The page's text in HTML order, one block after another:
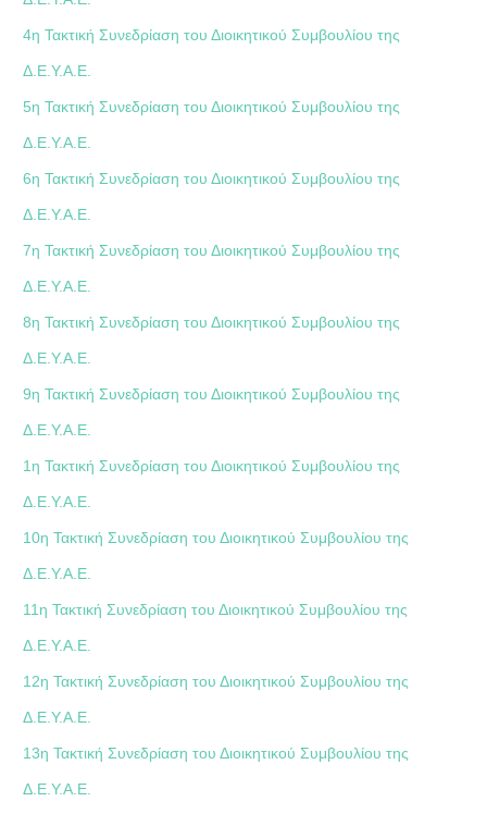
4η Τακτική Συνεδρίαση του Διοικητικού Συμβουλίου της
Δ.Ε.Υ.Α.Ε.
5η Τακτική Συνεδρίαση του Διοικητικού Συμβουλίου της
Δ.Ε.Υ.Α.Ε.
6η Τακτική Συνεδρίαση του Διοικητικού Συμβουλίου της
Δ.Ε.Υ.Α.Ε.
7η Τακτική Συνεδρίαση του Διοικητικού Συμβουλίου της
Δ.Ε.Υ.Α.Ε.
8η Τακτική Συνεδρίαση του Διοικητικού Συμβουλίου της
Δ.Ε.Υ.Α.Ε.
9η Τακτική Συνεδρίαση του Διοικητικού Συμβουλίου της
Δ.Ε.Υ.Α.Ε.
1η Τακτική Συνεδρίαση του Διοικητικού Συμβουλίου της
Δ.Ε.Υ.Α.Ε.
10η Τακτική Συνεδρίαση του Διοικητικού Συμβουλίου της
Δ.Ε.Υ.Α.Ε.
11η Τακτική Συνεδρίαση του Διοικητικού Συμβουλίου της
Δ.Ε.Υ.Α.Ε.
12η Τακτική Συνεδρίαση του Διοικητικού Συμβουλίου της
Δ.Ε.Υ.Α.Ε.
13η Τακτική Συνεδρίαση του Διοικητικού Συμβουλίου της
Δ.Ε.Υ.Α.Ε.